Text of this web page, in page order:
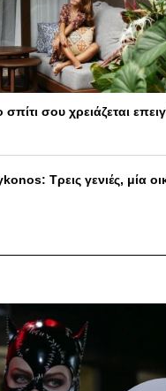
σπίτι σου χρειάζεται
Τρεις γενιές, μία